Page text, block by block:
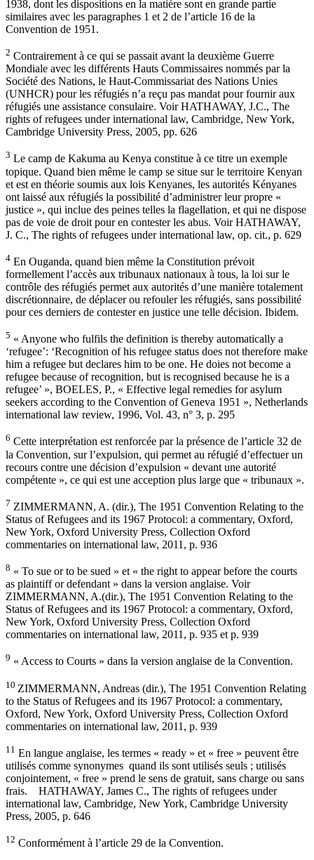
1938, dont les dispositions en la matière sont en grande partie
similaires avec les paragraphes 1 et 2 de l’article 16 de la
Convention de 1951.
2 Contrairement à ce qui se passait avant la deuxième Guerre
Mondiale avec les différents Hauts Commissaires nommés par la
Société des Nations, le Haut-Commissariat des Nations Unies
(UNHCR) pour les réfugiés n’a reçu pas mandat pour fournir aux
réfugiés une assistance consulaire. Voir HATHAWAY, J.C., The
rights of refugees under international law, Cambridge, New York,
Cambridge University Press, 2005, pp. 626
3 Le camp de Kakuma au Kenya constitue à ce titre un exemple
topique. Quand bien même le camp se situe sur le territoire Kenyan
et est en théorie soumis aux lois Kenyanes, les autorités Kényanes
ont laissé aux réfugiés la possibilité d’administrer leur propre «
justice », qui inclue des peines telles la flagellation, et qui ne dispose
pas de voie de droit pour en contester les abus. Voir HATHAWAY,
J. C., The rights of refugees under international law, op. cit., p. 629
4 En Ouganda, quand bien même la Constitution prévoit
formellement l’accès aux tribunaux nationaux à tous, la loi sur le
contrôle des réfugiés permet aux autorités d’une manière totalement
discrétionnaire, de déplacer ou refouler les réfugiés, sans possibilité
pour ces derniers de contester en justice une telle décision. Ibidem.
5 « Anyone who fulfils the definition is thereby automatically a
‘refugee’: ‘Recognition of his refugee status does not therefore make
him a refugee but declares him to be one. He doies not become a
refugee because of recognition, but is recognised because he is a
refugee’ », BOELES, P., « Effective legal remedies for asylum
seekers according to the Convention of Geneva 1951 », Netherlands
international law review, 1996, Vol. 43, n° 3, p. 295
6 Cette interprétation est renforcée par la présence de l’article 32 de
la Convention, sur l’expulsion, qui permet au réfugié d’effectuer un
recours contre une décision d’expulsion « devant une autorité
compétente », ce qui est une acception plus large que « tribunaux ».
7 ZIMMERMANN, A. (dir.), The 1951 Convention Relating to the
Status of Refugees and its 1967 Protocol: a commentary, Oxford,
New York, Oxford University Press, Collection Oxford
commentaries on international law, 2011, p. 936
8 « To sue or to be sued » et « the right to appear before the courts
as plaintiff or defendant » dans la version anglaise. Voir
ZIMMERMANN, A.(dir.), The 1951 Convention Relating to the
Status of Refugees and its 1967 Protocol: a commentary, Oxford,
New York, Oxford University Press, Collection Oxford
commentaries on international law, 2011, p. 935 et p. 939
9 « Access to Courts » dans la version anglaise de la Convention.
10 ZIMMERMANN, Andreas (dir.), The 1951 Convention Relating
to the Status of Refugees and its 1967 Protocol: a commentary,
Oxford, New York, Oxford University Press, Collection Oxford
commentaries on international law, 2011, p. 939
11 En langue anglaise, les termes « ready » et « free » peuvent être
utilisés comme synonymes quand ils sont utilisés seuls ; utilisés
conjointement, « free » prend le sens de gratuit, sans charge ou sans
frais. HATHAWAY, James C., The rights of refugees under
international law, Cambridge, New York, Cambridge University
Press, 2005, p. 646
12 Conformément à l’article 29 de la Convention.